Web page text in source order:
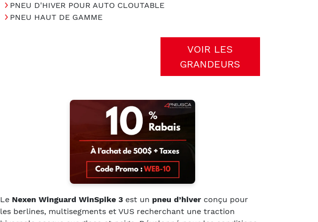
PNEU D'HIVER POUR AUTO CLOUTABLE
PNEU HAUT DE GAMME
VOIR LES
GRANDEURS
Le Nexen Winguard WinSpike 3 est un pneu d’hiver conçu pour
les berlines, multisegments et VUS recherchant une traction